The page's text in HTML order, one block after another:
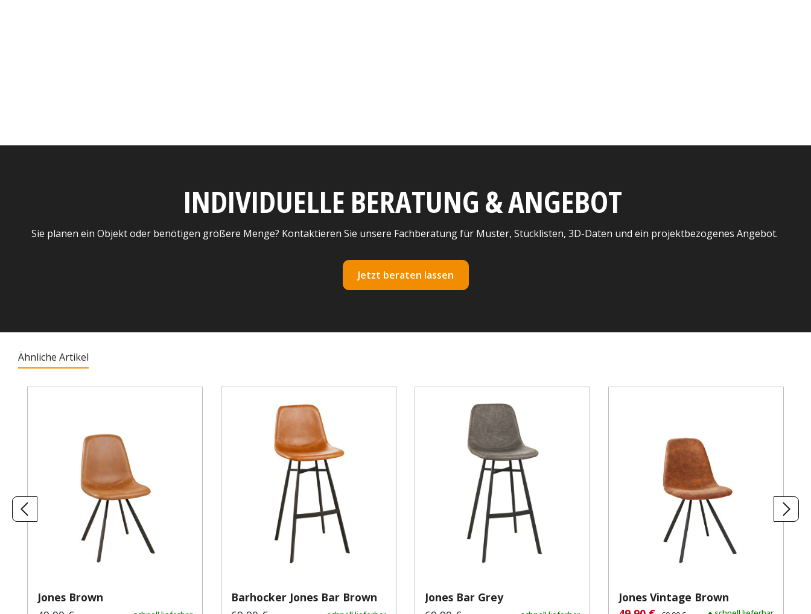
INDIVIDUELLE BERATUNG & ANGEBOT
Sie planen ein Objekt oder benötigen größere Menge? Kontaktieren Sie unsere Fachberatung für Muster, Stücklisten, 3D-Daten und ein projektbezogenes Angebot.
Jetzt beraten lassen
Ähnliche Artikel
Jones Brown
Barhocker Jones Bar Brown
Jones Bar Grey
Jones Vintage Brown